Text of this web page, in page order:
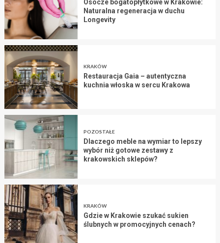
Osocze bogatopłytkowe w Krakowie:
Naturalna regeneracja w duchu
Longevity
KRAKÓW
Restauracja Gaia – autentyczna
kuchnia włoska w sercu Krakowa
POZOSTAŁE
Dlaczego meble na wymiar to lepszy
wybór niż gotowe zestawy z
krakowskich sklepów?
KRAKÓW
Gdzie w Krakowie szukać sukien
ślubnych w promocyjnych cenach?